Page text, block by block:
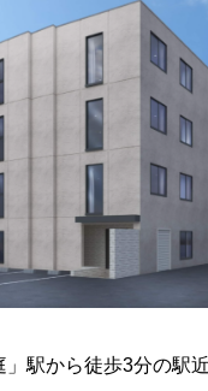
駅から徒歩3分の駅近